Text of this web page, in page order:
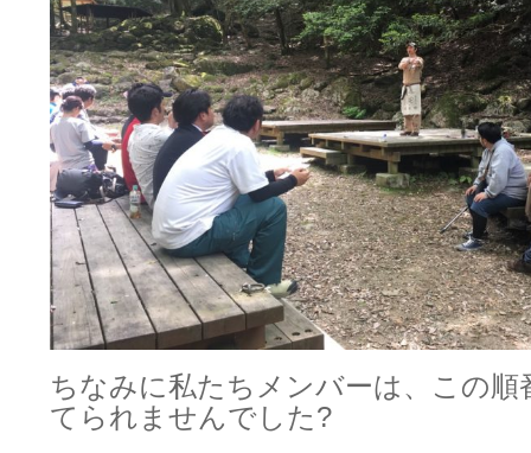
ちなみに私たちメンバーは、この順
てられませんでした?